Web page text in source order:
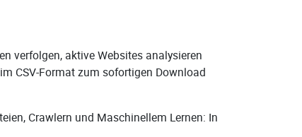
verfolgen, aktive Websites analysieren
CSV-Format zum sofortigen Download
Crawlern und Maschinellem Lernen: In